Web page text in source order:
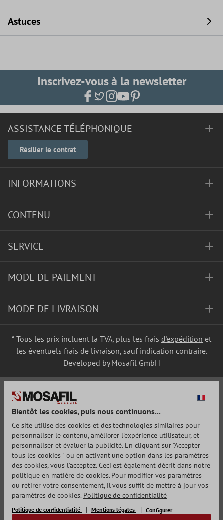
Astuces
Inscrivez-vous à la newsletter
ASSISTANCE TÉLÉPHONIQUE
Résilier le contrat
INFORMATIONS
CONTENU
SERVICE
MODE DE PAIEMENT
MODE DE LIVRAISON
* Tous les prix incluent la TVA, plus les frais d'expédition et
les éventuels frais de livraison, sauf indication contraire.
Developed by Mosafil GmbH
Bientôt les cookies, puis nous continuons...
Ce site utilise des cookies et des technologies similaires pour
personnaliser le contenu, améliorer l'expérience utilisateur, et
personnaliser et évaluer la publicité. En cliquant sur "Accepter
tous les cookies " ou en activant une option dans les paramètres
des cookies, vous l'acceptez. Ceci est également décrit dans notre
politique en matière de cookies. Pour modifier vos paramètres
ou retirer votre consentement, il vous suffit de mettre à jour vos
paramètres de cookies. Politique de confidentialité
Politique de confidentialité Mentions légales Configurer